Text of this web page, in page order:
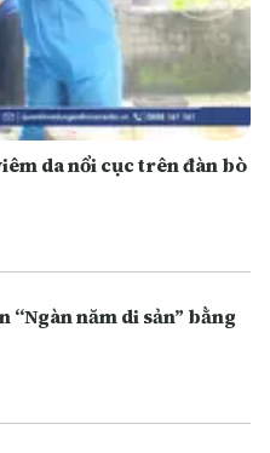
da nổi cục trên đàn bò
“Ngàn năm di sản” bằng